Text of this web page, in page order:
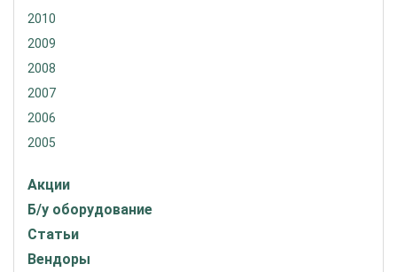
2010
2009
2008
2007
2006
2005
Акции
Б/у оборудование
Статьи
Вендоры